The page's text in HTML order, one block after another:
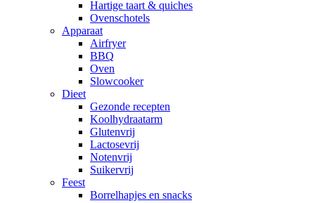
Hartige taart & quiches
Ovenschotels
Apparaat
Airfryer
BBQ
Oven
Slowcooker
Dieet
Gezonde recepten
Koolhydraatarm
Glutenvrij
Lactosevrij
Notenvrij
Suikervrij
Feest
Borrelhapjes en snacks